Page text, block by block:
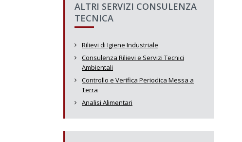
ALTRI SERVIZI CONSULENZA
TECNICA
Rilievi di Igiene Industriale
Consulenza Rilievi e Servizi Tecnici
Ambientali
Controllo e Verifica Periodica Messa a
Terra
Analisi Alimentari